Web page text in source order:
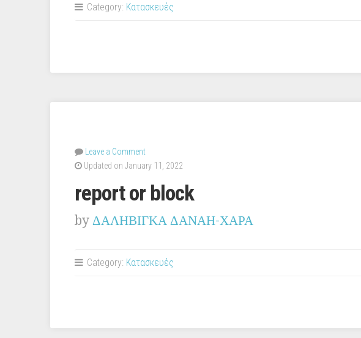
Category: Κατασκευές
Leave a Comment
Updated on January 11, 2022
report or block
by ΔΑΛΗΒΙΓΚΑ ΔΑΝΑΗ-ΧΑΡΑ
Category: Κατασκευές